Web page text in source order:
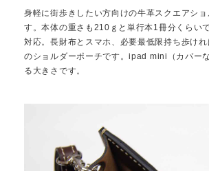
身軽に街歩きしたい方向けの牛革スクエアシ
す。本体の重さも210ｇと単行本1冊分くらい
対応。長財布とスマホ、必要最低限持ち歩け
のショルダーポーチです。ipad mini（カバー
る大きさです。